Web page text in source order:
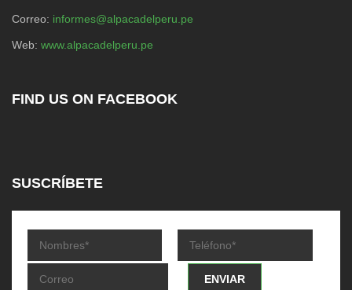
Correo: informes@alpacadelperu.pe
Web: www.alpacadelperu.pe
FIND US ON FACEBOOK
SUSCRÍBETE